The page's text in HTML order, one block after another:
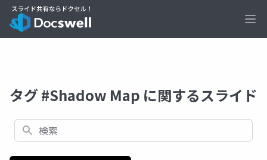
タグ #Shadow Map に関するスライド
検索